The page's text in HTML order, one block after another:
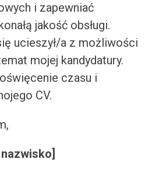
i zapewniać
jakość obsługi.
ucieszył/a z możliwości
mojej kandydatury.
czasu i
CV.